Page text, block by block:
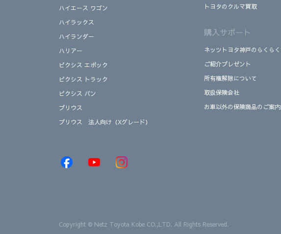
ハイエース ワゴン
ハイラックス
ハイランダー
ハリアー
ピクシス エポック
ピクシス トラック
ピクシス バン
プリウス
プリウス 法人向け（Xグレード）
トヨタのクルマ買取
購入サポート
ネッツトヨタ神戸のらくら
ご紹介プレゼント
所有権解除について
取扱保険会社
お車以外の保険商品のご案内
Copyright © Netz Toyota Kobe CO.,LTD. All Rights Reserved.